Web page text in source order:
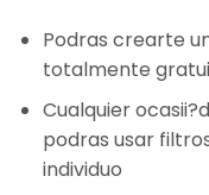
Podras crearte
totalmente
Cualquier
podras usar
individuo